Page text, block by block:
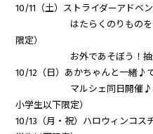
10/11（土）ストライダーアドベ
はたらくのりものをつく
限定）
お外であそぼう！抽選会
10/12（日）あかちゃんと一緒♪
マルシェ同日開催♪ベビ
小学生以下限定）
10/13（月・祝）ハロウィンコス